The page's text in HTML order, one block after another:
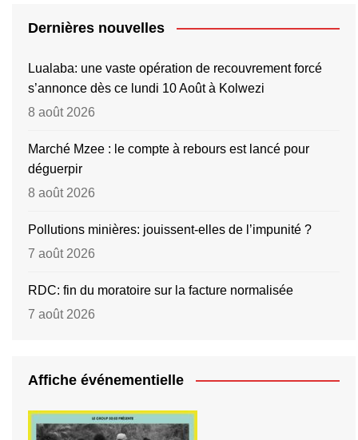
Dernières nouvelles
Lualaba: une vaste opération de recouvrement forcé
s’annonce dès ce lundi 10 Août à Kolwezi
8 août 2026
Marché Mzee : le compte à rebours est lancé pour
déguerpir
8 août 2026
Pollutions minières: jouissent-elles de l’impunité ?
7 août 2026
RDC: fin du moratoire sur la facture normalisée
7 août 2026
Affiche événementielle